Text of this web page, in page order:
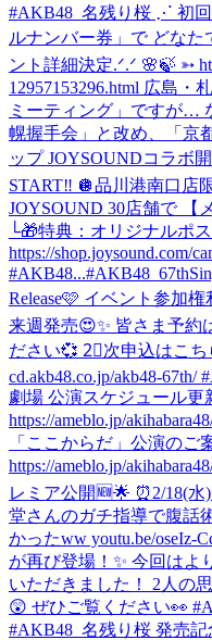
#AKB48_名残り桜 ⋰ 初
ルナンバー券」で どな
ント詳細決定.ᐟ.ᐟ 🌸🍃 ➳
12957153296.html 広島・
ミーティング」ですが…
幌握手会」と改め、「京
ップ JOYSOUNDコラボ
START‼️ 🪩品川港南口店
JOYSOUND 30店舗で 【
└🎁特典：オリジナルポ
https://shop.joysound.com/
#AKB48...
Release🩷 イベント参加
来週発売😍✨ 皆さま予約
ださい💞 2⃣次申込はこち
cd.akb48.co.jp/akb48-
劇場 公演スケジュール更
https://ameblo.jp/
「ここからだ」公演のご
https://ameblo.jp/
レミア公開🆕🌟 ⏰2/18(水
堂さんのガチ指導で腹話
かったww youtu.be/oseIz-
が再び登場！✨ 今回はよ
いただきました！ 2人の
😲 ぜひご覧ください👀
#AKB48_名残り桜 発売